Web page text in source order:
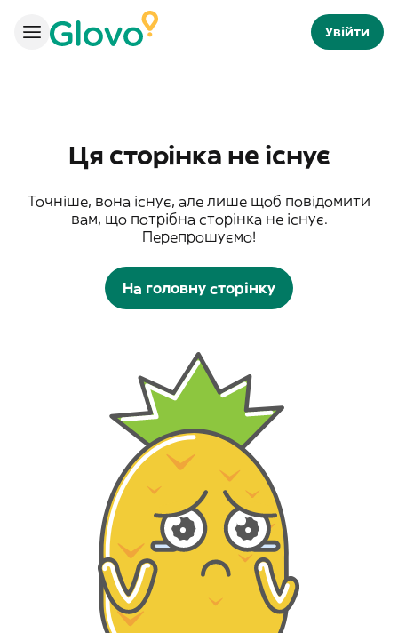
Увійти
Ця сторінка не існує
Точніше, вона існує, але лише щоб повідомити
вам, що потрібна сторінка не існує.
Перепрошуємо!
На головну сторінку